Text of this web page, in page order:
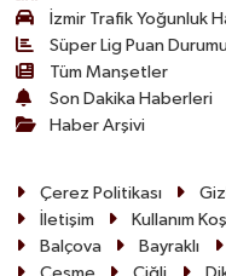
İzmir Trafik Yoğunluk
Süper Lig Puan
Tüm Manşetler
Son Dakika Haberleri
Haber Arşivi
Çerez Politikası
İletişim
Kullanım
Balçova
Bayraklı